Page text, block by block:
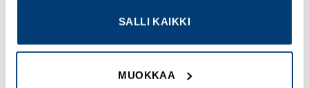
SALLI KAIKKI
MUOKKAA
wishlist